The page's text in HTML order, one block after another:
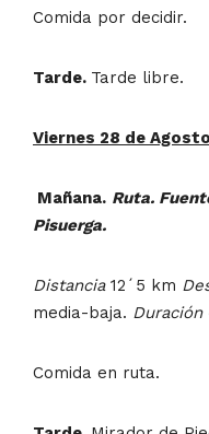
Comida por decidir.
Tarde. Tarde libre.
Viernes 28 de Agosto
Mañana. Ruta.
Pisuerga.
Distancia12´5 km
media-baja. Duración
Comida en ruta.